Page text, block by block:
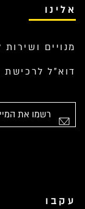
אלינו
מנויים ושירות
דוא”ל לרכישת
עקבו